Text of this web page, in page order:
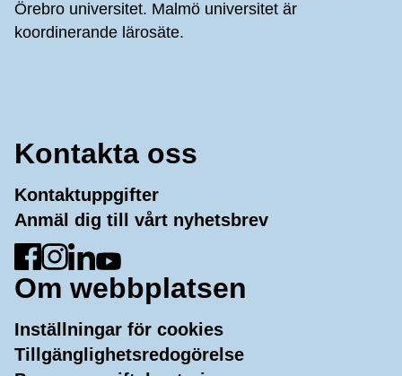
Örebro universitet. Malmö universitet är
koordinerande lärosäte.
Kontakta oss
Kontaktuppgifter
Anmäl dig till vårt nyhetsbrev
Gå till Facebook
Gå till Instagram
Gå till LinkedIn
Gå till YouTube
Om webbplatsen
Inställningar för cookies
Tillgänglighetsredogörelse